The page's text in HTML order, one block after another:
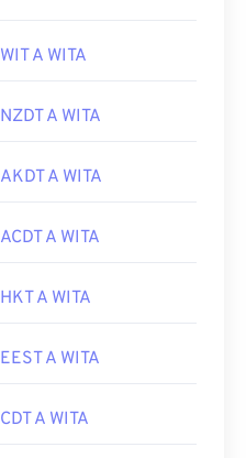
WIT A WITA
NZDT A WITA
AKDT A WITA
ACDT A WITA
HKT A WITA
EEST A WITA
CDT A WITA